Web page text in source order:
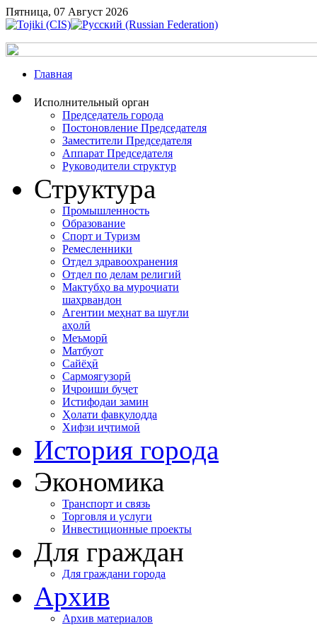
Пятница, 07 Август 2026
Главная
Исполнительный орган
Председатель города
Постоновление Председателя
Заместители Председателя
Аппарат Председателя
Руководители структур
Структура
Промышленность
Образование
Спорт и Туризм
Ремесленники
Отдел здравоохранения
Отдел по делам религий
Мактубҳо ва муроҷиати
шаҳрвандон
Агентии меҳнат ва шуғли
аҳолӣ
Меъморӣ
Матбуот
Сайёҳӣ
Сармоягузорӣ
Иҷроиши буҷет
Истифодаи замин
Ҳолати фавқулодда
Хифзи иҷтимоӣ
История города
Экономика
Транспорт и связь
Торговля и услуги
Инвестиционные проекты
Для граждан
Для граждани города
Архив
Архив материалов